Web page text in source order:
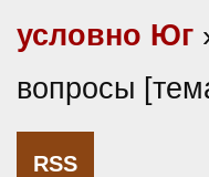
условно Юг
вопросы
RSS